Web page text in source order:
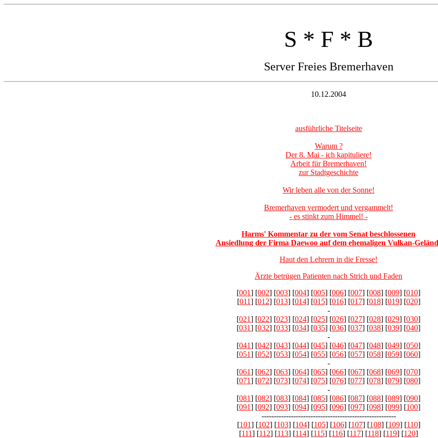
S * F * B
Server Freies Bremerhaven
10.12.2004
ausführliche Titelseite
Warum ?
Der 8. Mai - ich kapituliere!
Arbeit für Bremerhaven!
zur Stadtgeschichte
Wir leben alle von der Sonne!
Bremerhaven vermodert und vergammelt!
- es stinkt zum Himmel! -
Harms' Kommentar zu der vom Senat beschlossenen
Ansiedlung der Firma Daewoo auf dem ehemaligen Vulkan-
Haut den Lehrern in die Fresse!
Ärzte betrügen Patienten nach Strich und Faden
[001] [002] [003] [004] [005] [006] [007] [008] [009] [010]
[011] [012] [013] [014] [015] [016] [017] [018] [019] [020]
-
[021] [022] [023] [024] [025] [026] [027] [028] [029] [030]
[031] [032] [033] [034] [035] [036] [037] [038] [039] [040]
-
[041] [042] [043] [044] [045] [046] [047] [048] [049] [050]
[051] [052] [053] [054] [055] [056] [057] [058] [059] [060]
-
[061] [062] [063] [064] [065] [066] [067] [068] [069] [070]
[071] [072] [073] [074] [075] [076] [077] [078] [079] [080]
-
[081] [082] [083] [084] [085] [086] [087] [088] [089] [090]
[091] [092] [093] [094] [095] [096] [097] [098] [099] [100]
-------------------------------------------------------
[101] [102] [103] [104] [105] [106] [107] [108] [109] [110]
[111] [112] [113] [114] [115] [116] [117] [118] [119] [120]